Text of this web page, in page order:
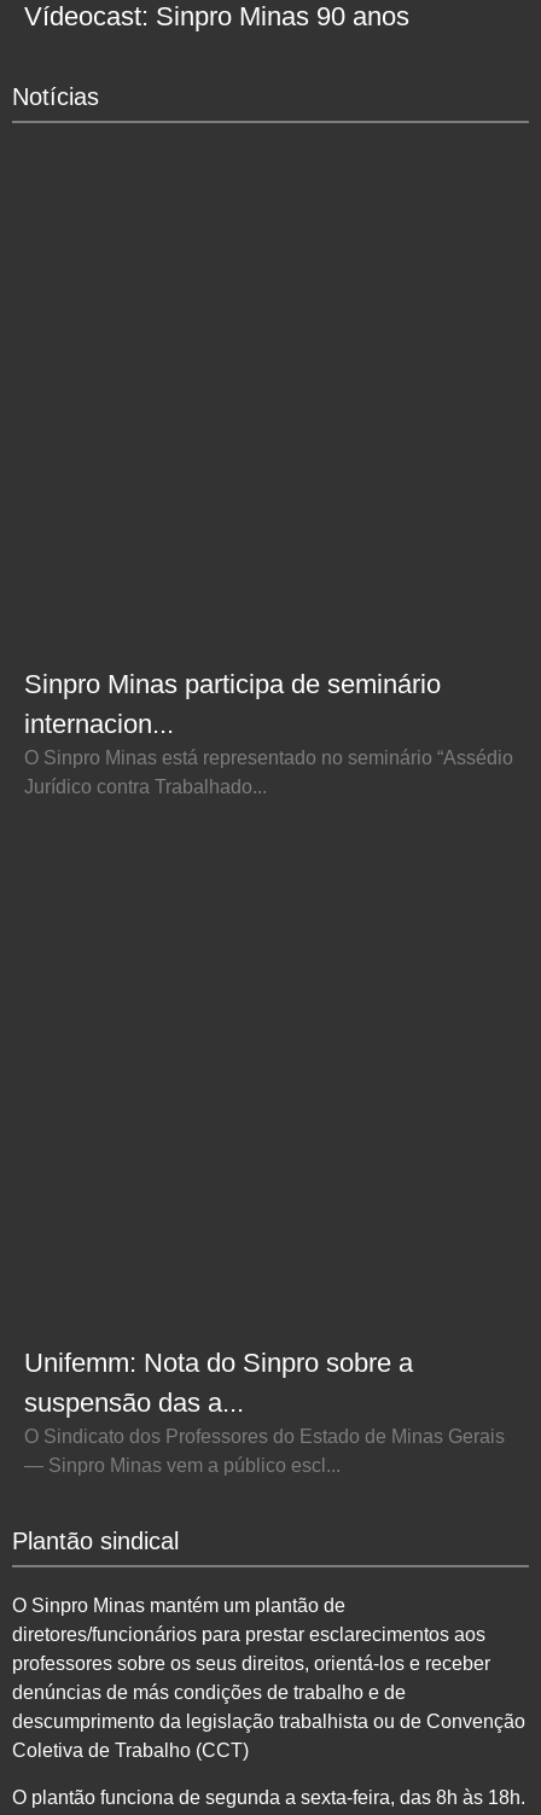
Vídeocast: Sinpro Minas 90 anos
Notícias
Sinpro Minas participa de seminário
internacion...
O Sinpro Minas está representado no seminário “Assédio
Jurídico contra Trabalhado...
Unifemm: Nota do Sinpro sobre a
suspensão das a...
O Sindicato dos Professores do Estado de Minas Gerais
— Sinpro Minas vem a público escl...
Plantão sindical
O Sinpro Minas mantém um plantão de
diretores/funcionários para prestar esclarecimentos aos
professores sobre os seus direitos, orientá-los e receber
denúncias de más condições de trabalho e de
descumprimento da legislação trabalhista ou de Convenção
Coletiva de Trabalho (CCT)
O plantão funciona de segunda a sexta-feira, das 8h às 18h.